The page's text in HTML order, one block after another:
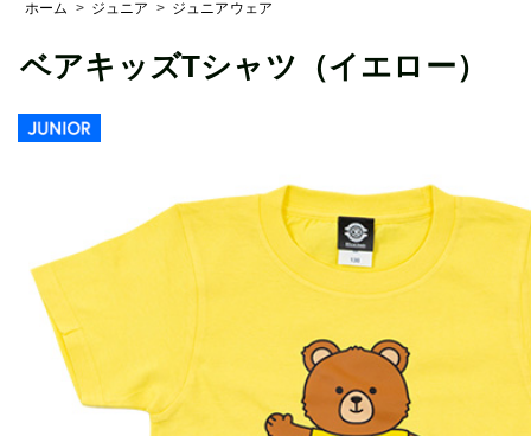
ホーム > ジュニア > ジュニアウェア
ベアキッズTシャツ（イエロー）